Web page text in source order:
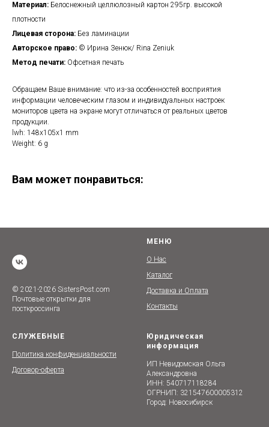
Материал: Белоснежный целлюлозный картон 295гр. высокой
плотности
Лицевая сторона: Без ламинации
Авторское право: © Ирина Зенюк/ Rina Zeniuk
Метод печати: Офсетная печать
Обращаем Ваше внимание: что из-за особенностей восприятия
информации человеческим глазом и индивидуальных настроек
мониторов цвета на экране могут отличаться от реальных цветов
продукции.
lwh: 148x105x1 mm
Weight: 6 g
Вам может понравиться:
© 2021-2026 SistersPost.com
Почтовые открытки для
посткроссинга
МЕНЮ
О Нас
Каталог
Доставка и Оплата
Контакты
СЛУЖЕБНЫЕ
Политика конфиденциальности
Договор-оферта
Юридическая
информация
ИП Невидомская Ольга
Александровна
ИНН: 540717118284
ОГРНИП: 321547600005312
Город: Новосибирск